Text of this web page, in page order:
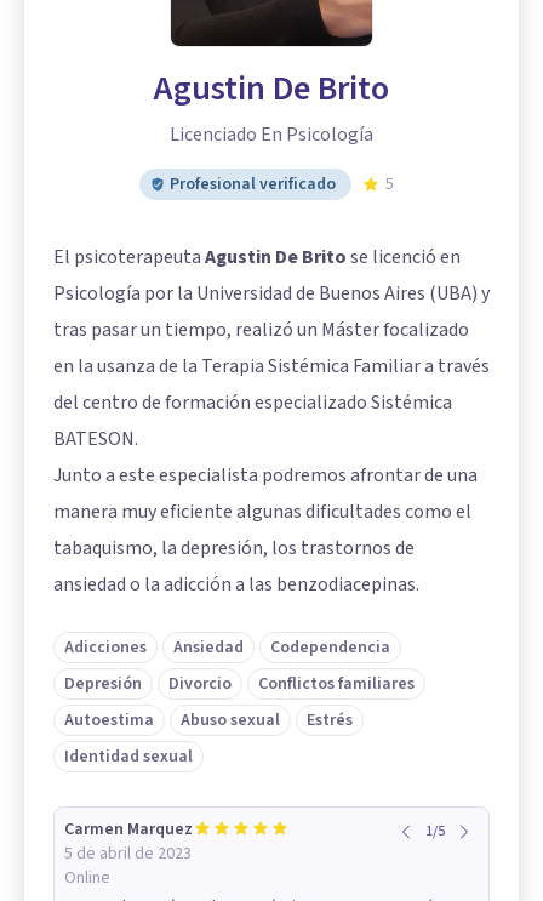
Agustin De Brito
Licenciado En Psicología
Profesional verificado 5
El psicoterapeutaAgustin De Britose licenció en
Psicología por la Universidad de Buenos Aires (UBA) y
tras pasar un tiempo, realizó un Máster focalizado
en la usanza de la Terapia Sistémica Familiar a través
del centro de formación especializado Sistémica
BATESON.
Junto a este especialista podremos afrontar de una
manera muy eficiente algunas dificultades como el
tabaquismo, la depresión, los trastornos de
ansiedad o la adicción a las benzodiacepinas.
Adicciones Ansiedad
Codependencia
Depresión
Divorcio
Conflictos familiares
Autoestima
Abuso sexual
Estrés
Identidad sexual
Carmen Marquez
5 de abril de 2023
Online
1/5